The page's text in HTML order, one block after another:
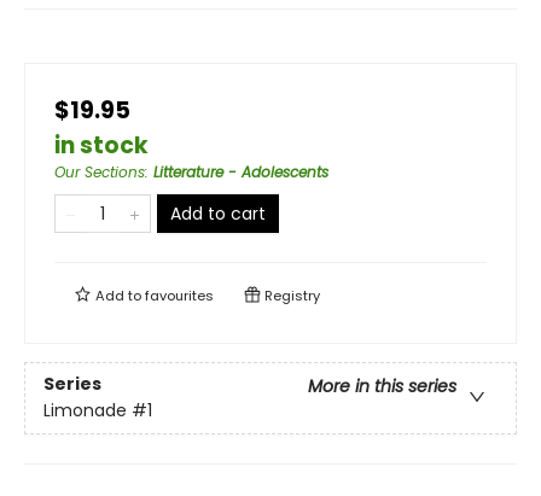
$19.95
in stock
Our Sections: Litterature - Adolescents
Add to cart
Add tofavourites Registry
Series
More in this series
Limonade #1